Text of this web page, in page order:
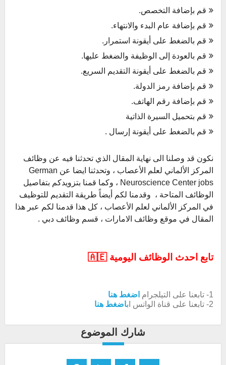
قم بإضافة التخصص.
قم بإضافة عام البدء والانتهاء.
قم بالضغط على أيقونة استمرار.
قم بالعودة إلى الوظيفة والضغط عليها.
قم بالضغط على أيقونة التقديم السريع.
قم بإضافة رمز الدولة.
قم بإضافة رقم الهاتف.
قم بتحميل السيرة الذاتية
قم بالضغط على أيقونة إرسال .
نكون قد وصلنا الى نهاية المقال الذي تحدثنا فيه عن وظائف
المركز الألماني لعلم الأعصاب ، وتحدثنا ايضا عن German
Neuroscience Center jobs ، وكما قمنا بتزويدكم بتفاصيل
الوظائف المتاحة ، وقدمنا لكم أيضاً طريقة التقديم للتوظيف
في المركز الألماني لعلم الأعصاب ، كل هذا قدمنا لكم عبر هذا
المقال في موقع وظائف الامارات ، قسم وظائف دبي .
تابع احدث الوظائف اليومية 🇦🇪
1- تابعنا على التيلجرام
اضغط هنا
2- تابعنا على قناة الواتس اب
اضغط هنا
شارك الموضوع